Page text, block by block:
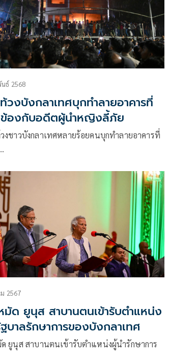
ธ์ 2568
วงบังกลาเทศบุกทำลายอาคารที่
ข้องกับอดีตผู้นำหญิงลี้ภัย
งชาวบังกลาเทศหลายร้อยคนบุกทำลายอาคารที่
2567
ด ยูนุส สาบานตนเข้ารับตำแหน่ง
บาลรักษาการของบังกลาเทศ
ยูนุส สาบานตนเข้ารับตำแหน่งผู้นำรักษาการ